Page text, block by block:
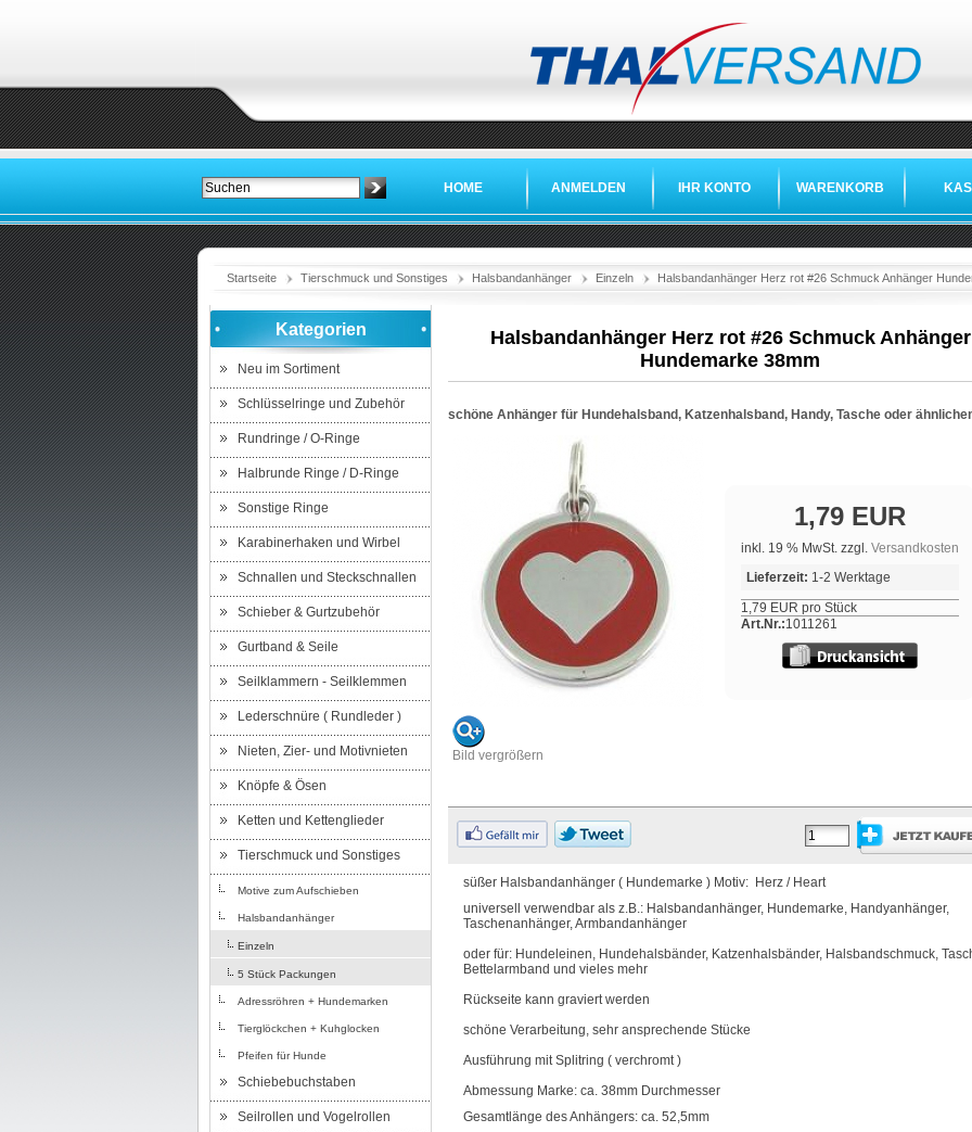
HOME ANMELDEN IHR KONTO WARENKORB
Startseite Tierschmuck und Sonstiges Halsbandanhänger Einzeln Halsbandanhänger Herz rot #26 Schmuck Anhänger
Kategorien
Neu im Sortiment
Schlüsselringe und Zubehör
Rundringe / O-Ringe
Halbrunde Ringe / D-Ringe
Sonstige Ringe
Karabinerhaken und Wirbel
Schnallen und Steckschnallen
Schieber & Gurtzubehör
Gurtband & Seile
Seilklammern - Seilklemmen
Lederschnüre ( Rundleder )
Nieten, Zier- und Motivnieten
Knöpfe & Ösen
Ketten und Kettenglieder
Tierschmuck und Sonstiges
Motive zum Aufschieben
Halsbandanhänger
Einzeln
5 Stück Packungen
Adressröhren + Hundemarken
Tierglöckchen + Kuhglocken
Pfeifen für Hunde
Schiebebuchstaben
Seilrollen und Vogelrollen
Halsbandanhänger Herz rot #26 Schmuck Anhänger
Hundemarke 38mm
schöne Anhänger für Hundehalsband, Katzenhalsband, Handy, Tasche oder
Bild vergrößern
1,79 EUR
inkl. 19 % MwSt. zzgl. Versandkosten
Lieferzeit: 1-2 Werktage
1,79 EUR pro Stück
Art.Nr.:1011261
süßer Halsbandanhänger ( Hundemarke ) Motiv: Herz / Heart
universell verwendbar als z.B.: Halsbandanhänger, Hundemarke, Handyanhänger,
Taschenanhänger, Armbandanhänger
oder für: Hundeleinen, Hundehalsbänder, Katzenhalsbänder, Halsbandschmuck,
Bettelarmband und vieles mehr
Rückseite kann graviert werden
schöne Verarbeitung, sehr ansprechende Stücke
Ausführung mit Splitring ( verchromt )
Abmessung Marke: ca. 38mm Durchmesser
Gesamtlänge des Anhängers: ca. 52,5mm